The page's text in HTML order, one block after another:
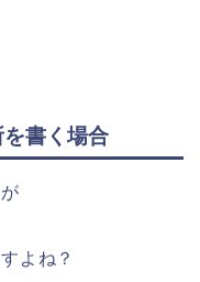
書く場合
よね？